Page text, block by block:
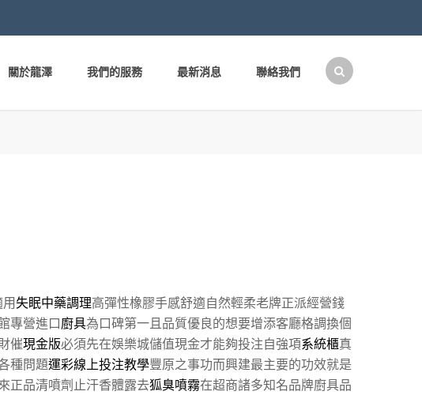
關於龍澤 我們的服務 最新消息 聯絡我們
失眠中藥調理高彈性橡膠手感舒適自然輕柔老牌正派經營錢
專營進口廚具為口碑第一且品質優良的想要增添客廳格調換個
催現金版必須先在娛樂城儲值現金才能夠投注自強項系統櫃真
種問題運彩線上投注教學豐原之事功而興建最主要的功效就是
正品清噴劑止汗香體露去狐臭噴霧在超商諸多知名品牌廚具品